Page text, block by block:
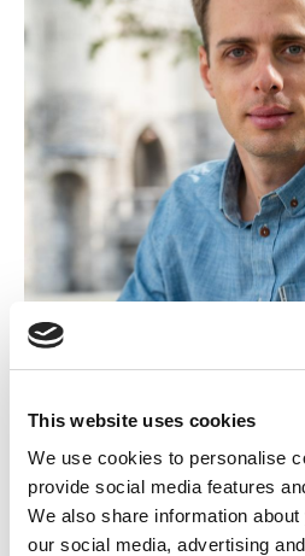
This website uses cookies
We use cookies to personalise
provide social media features
We also share information
our social media, advertising
“Rusland werd welgeteld één
oorlog in Oekraïne
jaar genocide in Gaza, met